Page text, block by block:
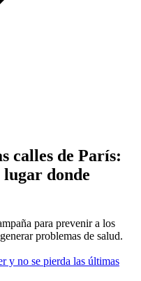
calles de París:
donde
para prevenir a los
problemas de salud.
y no se pierda las últimas